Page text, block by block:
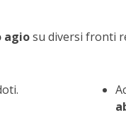
agiosu diversi fronti